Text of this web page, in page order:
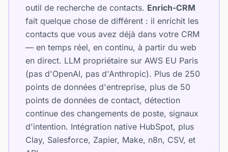
outil de recherche de contacts. Enrich-CRM
fait quelque chose de différent : il enrichit les
contacts que vous avez déjà dans votre CRM
— en temps réel, en continu, à partir du web
en direct. LLM propriétaire sur AWS EU Paris
(pas d'OpenAI, pas d'Anthropic). Plus de 250
points de données d'entreprise, plus de 50
points de données de contact, détection
continue des changements de poste, signaux
d'intention. Intégration native HubSpot, plus
Clay, Salesforce, Zapier, Make, n8n, CSV, et